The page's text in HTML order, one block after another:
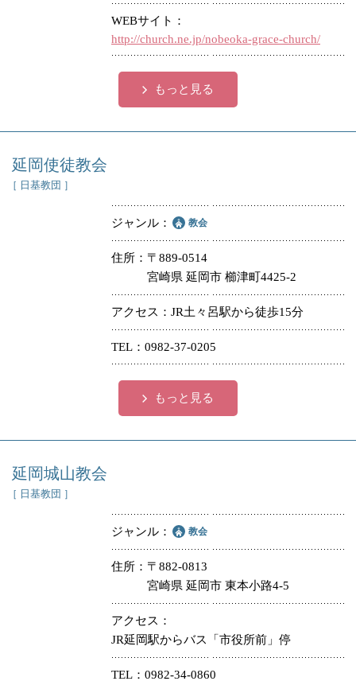
WEBサイト
http://church.ne.jp/nobeoka-grace-church/
もっと見る
延岡使徒教会
［ 日基教団 ］
ジャンル 教会
住所
〒889-0514
宮崎県 延岡市 櫛津町4425-2
アクセス JR土々呂駅から徒歩15分
TEL 0982-37-0205
もっと見る
延岡城山教会
［ 日基教団 ］
ジャンル 教会
住所
〒882-0813
宮崎県 延岡市 東本小路4-5
アクセス
JR延岡駅からバス「市役所前」停
TEL 0982-34-0860